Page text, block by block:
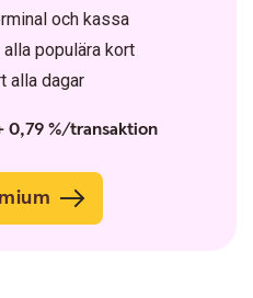
och kassa
populära kort
alla dagar
0,79 %/transaktion